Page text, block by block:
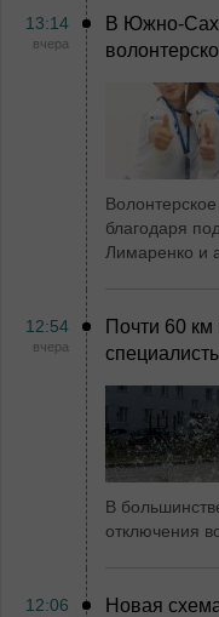
13:14
вчера
В Южно-
благодаря
Лимаренко и
12:54
вчера
Почти 60
В
отключения
12:06
Новая